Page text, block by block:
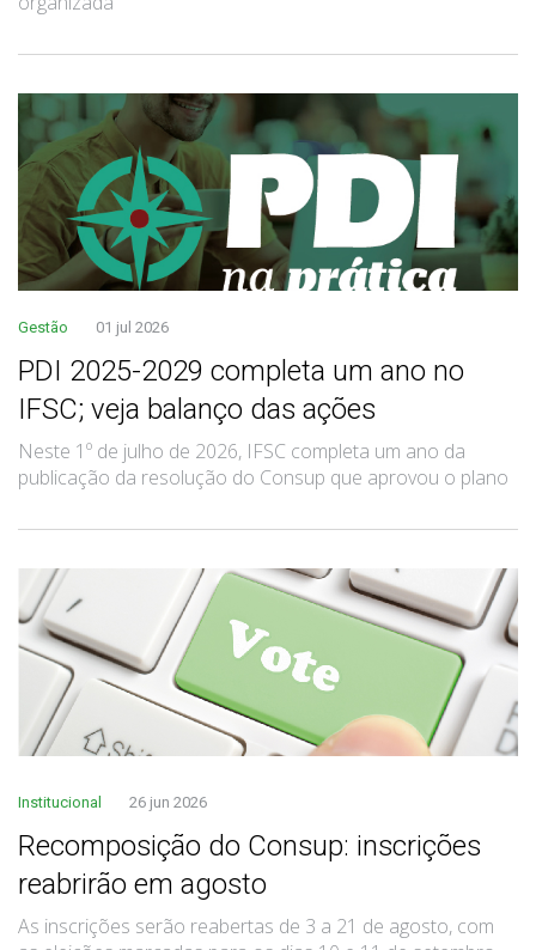
Gestão 01 jul 2026
PDI 2025-2029 completa um ano no
IFSC; veja balanço das ações
Neste 1º de julho de 2026, IFSC completa um ano da
publicação da resolução do Consup que aprovou o plano
Institucional 26 jun 2026
Recomposição do Consup: inscrições
reabrirão em agosto
As inscrições serão reabertas de 3 a 21 de agosto, com